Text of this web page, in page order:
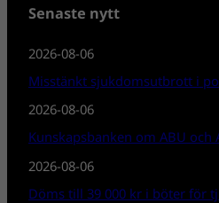
Senaste nytt
2026-08-06
Misstänkt sjukdomsutbrott i
2026-08-06
Kunskapsbanken om ABU och
2026-08-06
Döms till 39 000 kr i böter för